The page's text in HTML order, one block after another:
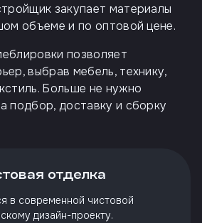
закупает материалы
объеме и по оптовой цене.
позволяет
выбрав мебель, технику,
Больше не нужно
подбор, доставку и сборку
отделка
в современной чистовой
дизайн-проекту.